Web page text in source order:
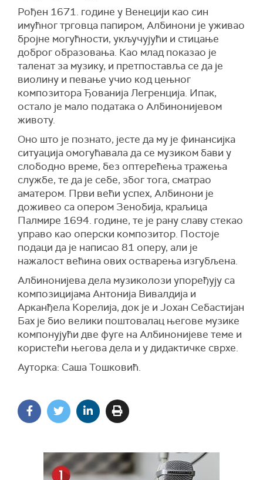
Рођен 1671. године у Венецији као син
имућног трговца папиром, Албинони је уживао
бројне могућности, укључујући и стицање
доброг образовања. Као млад показао је
таленат за музику, и претпоставља се да је
виолину и певање учио код цењног
композитора Ђованија Легренција. Ипак,
остало је мало података о Албинонијевом
животу.
Оно што је познато, јесте да му је финансијка
ситуација омогућавала да се музиком бави у
слободно време, без оптерећења тражења
службе, те да је себе, због тога, сматрао
аматером. Први већи успех, Албинони је
доживео са опером Зенобија, краљица
Палмире 1694. године, те је рану славу стекао
управо као оперски композитор. Постоје
подаци да је написао 81 оперу, али је
нажалост већина ових остварења изгубљена.
Албинонијева дела музиколози упоређују са
композицијама Антонија Вивалдија и
Арканђела Корелија, док је и Јохан Себастијан
Бах је био велики поштовалац његове музике
компонујући две фуге на Албинонијеве теме и
користећи његова дела и у дидактичке сврхе.
Ауторка: Саша Тошковић.